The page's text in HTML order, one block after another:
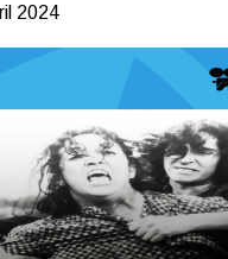
2024